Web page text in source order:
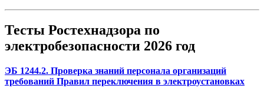
Тесты Ростехнадзора по
электробезопасности 2026 год
ЭБ 1244.2. Проверка знаний персонала организаций
требований Правил переключения в электроустановках